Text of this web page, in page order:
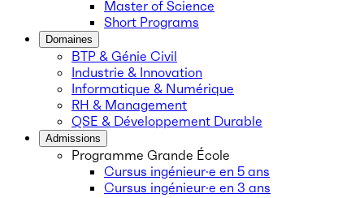
Master of Science
Short Programs
Domaines
BTP & Génie Civil
Industrie & Innovation
Informatique & Numérique
RH & Management
QSE & Développement Durable
Admissions
Programme Grande École
Cursus ingénieur·e en 5 ans
Cursus ingénieur·e en 3 ans